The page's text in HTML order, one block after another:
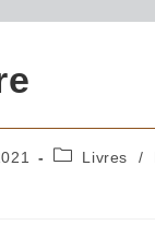
Livres /